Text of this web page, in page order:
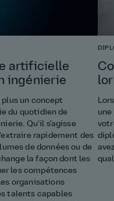
artificielle
ingénierie
un concept
du quotidien de
Qu'il s'agisse
rapidement des
de données ou de
la façon dont les
les compétences
organisations
talents capables